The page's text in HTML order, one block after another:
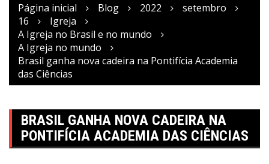
Página inicial Blog 2022
setembro
16
Igreja
A Igreja no Brasil e no mundo
A Igreja no mundo
Brasil ganha nova cadeira na Pontifícia Academia
das Ciências
BRASIL GANHA NOVA CADEIRA NA
PONTIFÍCIA ACADEMIA DAS CIÊNCIAS